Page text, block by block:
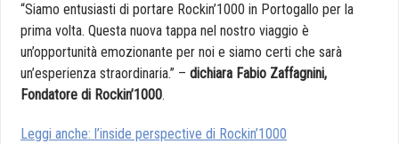
“Siamo entusiasti di portare Rockin’1000 in Portogallo per la
prima volta. Questa nuova tappa nel nostro viaggio è
un’opportunità emozionante per noi e siamo certi che sarà
un’esperienza straordinaria.” – dichiara Fabio Zaffagnini,
Fondatore di Rockin’1000.
Leggi anche: l’inside perspective di Rockin’1000